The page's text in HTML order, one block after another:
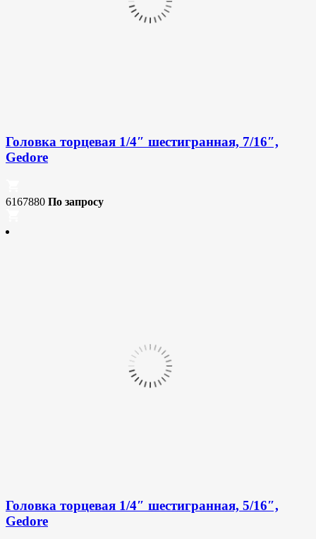
Головка торцевая 1/4″ шестигранная, 7/16″,
Gedore
6167880 По запросу
Головка торцевая 1/4″ шестигранная, 5/16″,
Gedore